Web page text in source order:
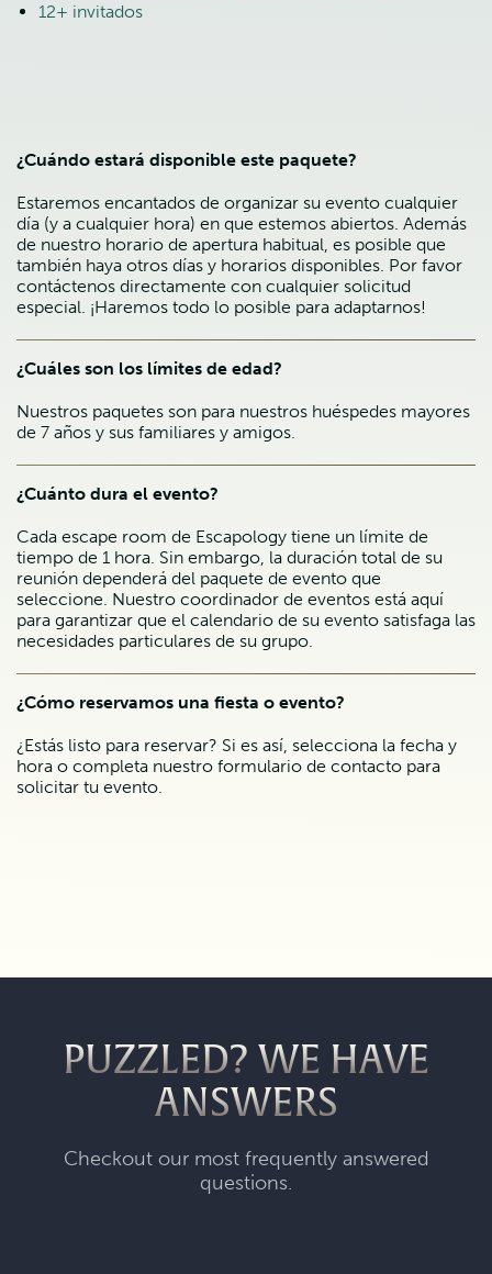
12+ invitados
¿Cuándo estará disponible este paquete?
Estaremos encantados de organizar su evento cualquier
día (y a cualquier hora) en que estemos abiertos. Además
de nuestro horario de apertura habitual, es posible que
también haya otros días y horarios disponibles. Por favor
contáctenos directamente con cualquier solicitud
especial. ¡Haremos todo lo posible para adaptarnos!
¿Cuáles son los límites de edad?
Nuestros paquetes son para nuestros huéspedes mayores
de 7 años y sus familiares y amigos.
¿Cuánto dura el evento?
Cada escape room de Escapology tiene un límite de
tiempo de 1 hora. Sin embargo, la duración total de su
reunión dependerá del paquete de evento que
seleccione. Nuestro coordinador de eventos está aquí
para garantizar que el calendario de su evento satisfaga las
necesidades particulares de su grupo.
¿Cómo reservamos una fiesta o evento?
¿Estás listo para reservar? Si es así, selecciona la fecha y
hora o completa nuestro formulario de contacto para
solicitar tu evento.
PUZZLED? WE HAVE
ANSWERS
Checkout our most frequently answered
questions.